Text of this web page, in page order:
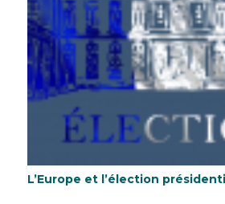
L’Europe et l’élection